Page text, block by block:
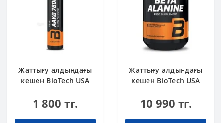
Жаттығу алдындағы
кешен BioTech USA
Grapefruit 25ml
1 800 тг.
Жаттығу алдындағы
кешен BioTech USA
капсула
10 990 тг.